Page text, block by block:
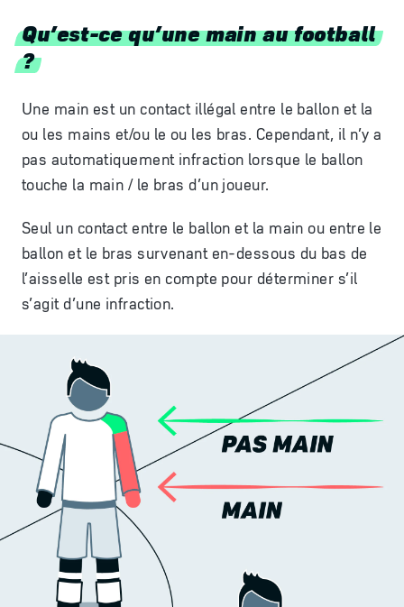
Qu’est-ce qu’une main au football
?
Une main est un contact illégal entre le ballon et la
ou les mains et/ou le ou les bras. Cependant, il n’y a
pas automatiquement infraction lorsque le ballon
touche la main / le bras d’un joueur.
Seul un contact entre le ballon et la main ou entre le
ballon et le bras survenant en-dessous du bas de
l’aisselle est pris en compte pour déterminer s’il
s’agit d’une infraction.